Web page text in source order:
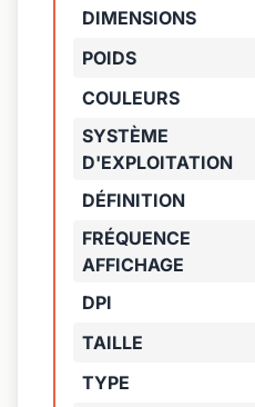
DIMENSIONS
POIDS
COULEURS
SYSTÈME
D'EXPLOITATION
DÉFINITION
FRÉQUENCE
AFFICHAGE
DPI
TAILLE
TYPE